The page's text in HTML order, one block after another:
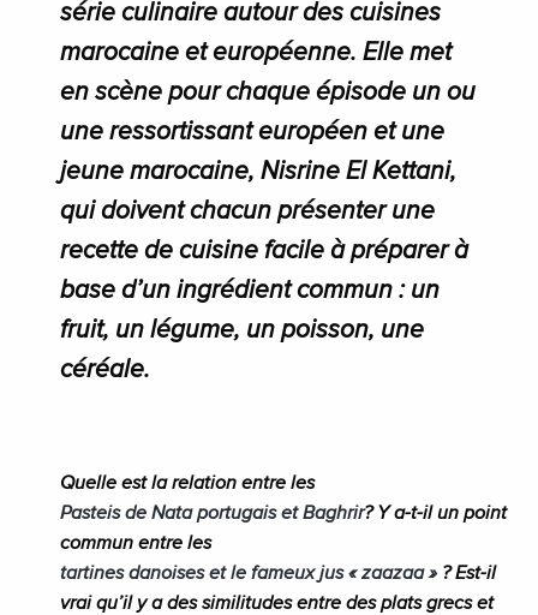
série culinaire autour des cuisines
marocaine et européenne. Elle met
en scène pour chaque épisode un ou
une ressortissant européen et une
jeune marocaine, Nisrine El Kettani,
qui doivent chacun présenter une
recette de cuisine facile à préparer à
base d’un ingrédient commun : un
fruit, un légume, un poisson, une
céréale.
Quelle est la relation entre les
Pasteis de Nata portugais et Baghrir? Y a-t-il un point
commun entre les
tartines danoises et le fameux jus « zaazaa »? Est-il
vrai qu’il y a des similitudes entre des plats grecs et